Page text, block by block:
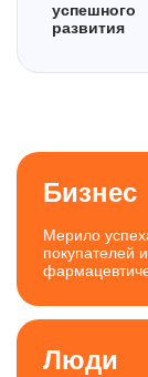
успешного
развития
Бизнес
Мерило
покупателей
Люди